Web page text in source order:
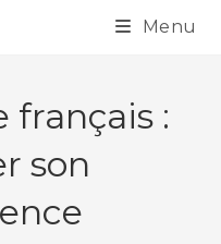
Menu
français :
son